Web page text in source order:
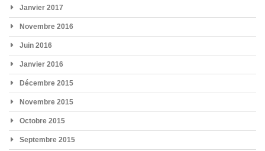
Janvier 2017
Novembre 2016
Juin 2016
Janvier 2016
Décembre 2015
Novembre 2015
Octobre 2015
Septembre 2015